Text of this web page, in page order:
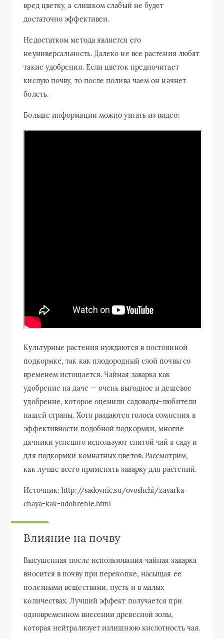
вред цветку, а слишком слабый не будет
достаточно эффективен.
Недостатком метода является его
неуниверсальность. Далеко не все растения любят
такие удобрения. Если цветок предпочитает
кислую почву, то после полива чаем он начнет
болеть.
Больше информации можно узнать из видео:
Культурные растения нуждаются в постоянной
подкормке, так как плодородный слой почвы со
временем истощается. Чайная заварка как
удобрение на даче — очень выгодное и дешевое
удобрение, которое оценили садоводы-любители
нашей страны. Хотя раздаются голоса сомнения в
эффективности подобной подкормки, многие
дачники успешно используют спитой чай в саду и
для подкормки комнатных цветов. Рассмотрим,
как лучше всего применять заварку для растений.
Источник: http://sadovnic.su/ovoshchi/zavarka-
chaya-kak-udobrenie.html
Влияние на почву
Высушенная после использования чайная заварка
вносится в почву при перекопке, насыщая ее
полезными веществами, пусть и в малых
количествах. Лучший эффект получается при
одновременном внесении древесной золы,
которая нейтрализует излишнюю кислотность чая.